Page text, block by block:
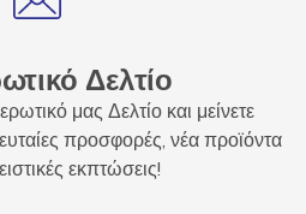
Δελτίο
μας Δελτίο και μείνετε
προσφορές, νέα προϊόντα
εκπτώσεις!